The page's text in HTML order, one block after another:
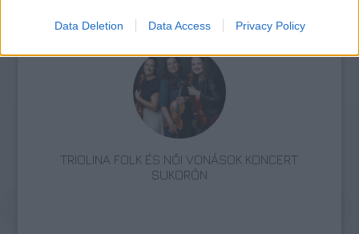
Data Deletion Data Access Privacy Policy
BÉRLETTEL A ZENEAKADÉMIÁRA
TRIOLINA FOLK ÉS NŐI VONÁSOK KONCERT
SUKORÓN